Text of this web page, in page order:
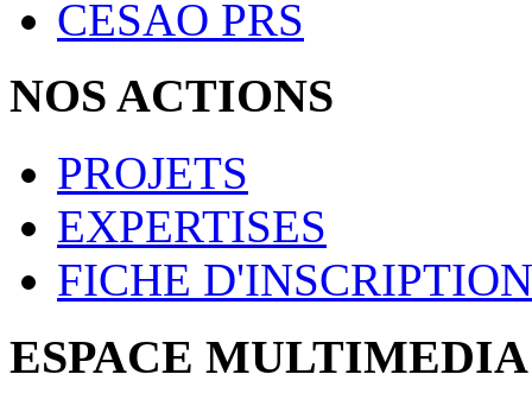
CESAO PRS
NOS ACTIONS
PROJETS
EXPERTISES
FICHE D'INSCRIPTION
ESPACE MULTIMEDIA